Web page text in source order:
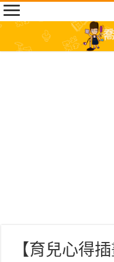
【育兒心得